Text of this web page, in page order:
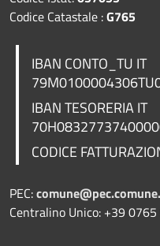
Codice Catastale :G765
IBAN CONTO_TU IT
IBAN TESORERIAIT
CODICE
PEC:
Centralino Unico: +39